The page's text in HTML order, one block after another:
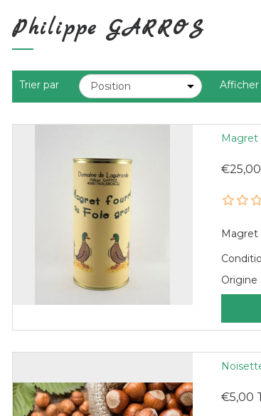
Philippe GARROS
Trier par Afficher
Magret
Magret
Origine
€5,00